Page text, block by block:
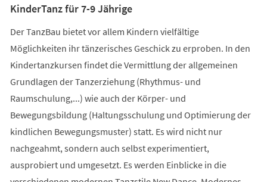
KinderTanz für 7-9 Jährige
Der TanzBau bietet vor allem Kindern vielfältige
Möglichkeiten ihr tänzerisches Geschick zu erproben. In den
Kindertanzkursen findet die Vermittlung der allgemeinen
Grundlagen der Tanzerziehung (Rhythmus- und
Raumschulung,...) wie auch der Körper- und
Bewegungsbildung (Haltungsschulung und Optimierung der
kindlichen Bewegungsmuster) statt. Es wird nicht nur
nachgeahmt, sondern auch selbst experimentiert,
ausprobiert und umgesetzt. Es werden Einblicke in die